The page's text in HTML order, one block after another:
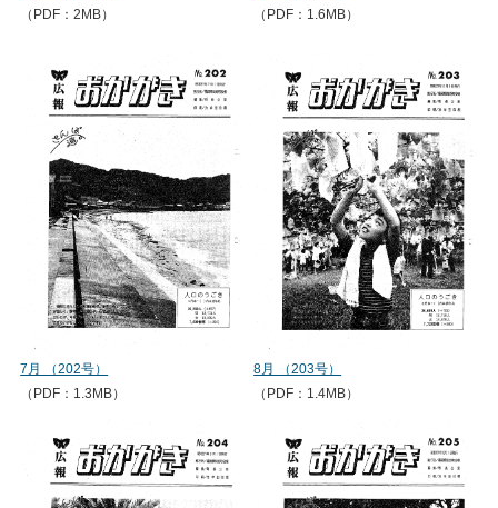
（PDF：2MB）
（PDF：1.6MB）
7月 （202号）
（PDF：1.3MB）
8月 （203号）
（PDF：1.4MB）